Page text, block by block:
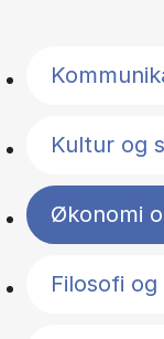
Kultur og
Økonomi
Filosofi